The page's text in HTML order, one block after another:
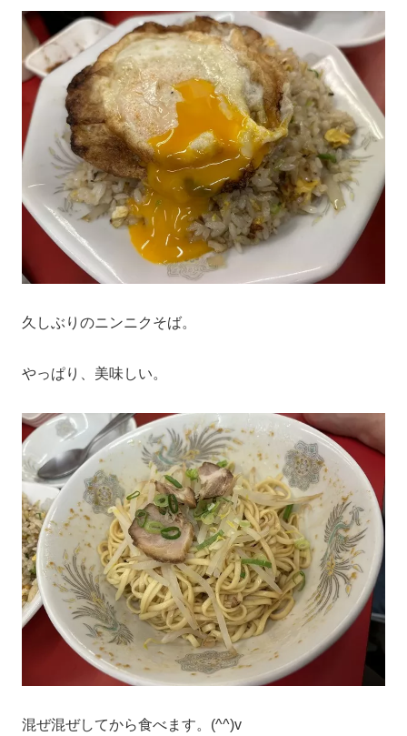
久しぶりのニンニクそば。
やっぱり、美味しい。
混ぜ混ぜしてから食べます。(^^)v